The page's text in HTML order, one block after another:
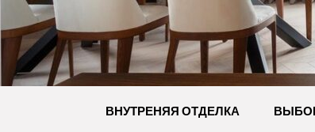
Перейти
к
содержимому
ВНУТРЕНЯЯ ОТДЕЛКА